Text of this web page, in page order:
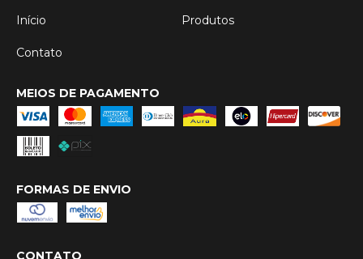
Início
Produtos
Contato
MEIOS DE PAGAMENTO
FORMAS DE ENVIO
CONTATO